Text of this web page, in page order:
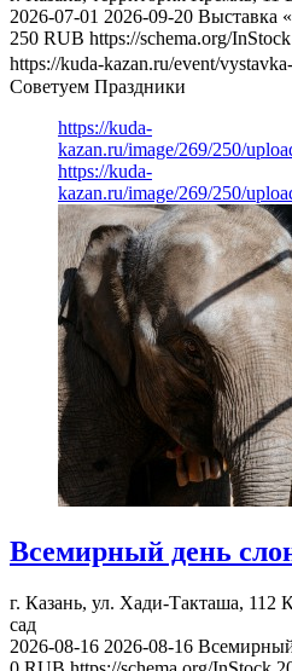
2026-07-01 2026-09-20 Выставка
250 RUB https://schema.org/InStock
https://kuda-kazan.ru/event/
Советуем Праздники
https://kuda-
kazan.ru/image/269/250/
https://kuda-
kazan.ru/image/269/250/
Всемирный день
г. Казань, ул. Хади-Такташа, 112
сад
2026-08-16 2026-08-16